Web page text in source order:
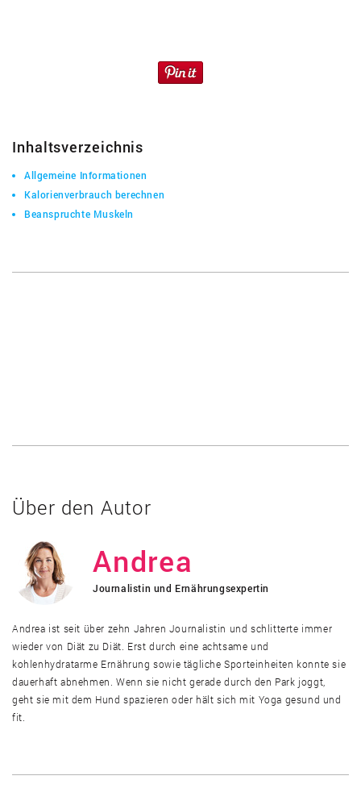
Inhaltsverzeichnis
Allgemeine Informationen
Kalorienverbrauch berechnen
Beanspruchte Muskeln
Über den Autor
Andrea
Journalistin und Ernährungsexpertin
Andrea ist seit über zehn Jahren Journalistin und schlitterte immer
wieder von Diät zu Diät. Erst durch eine achtsame und
kohlenhydratarme Ernährung sowie tägliche Sporteinheiten konnte sie
dauerhaft abnehmen. Wenn sie nicht gerade durch den Park joggt,
geht sie mit dem Hund spazieren oder hält sich mit Yoga gesund und
fit.